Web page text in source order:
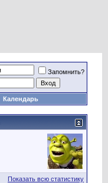
Запомнить?
Календарь
Показать всю статистику